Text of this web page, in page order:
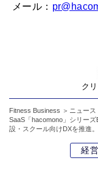
メール：
ク
Fitness Business ニュース
SaaS「hacomono」シリー
設・スクール向けDXを推進。
経